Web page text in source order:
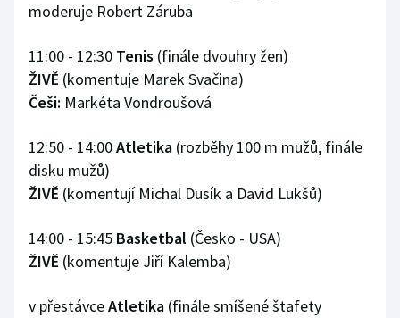
moderuje Robert Záruba
11:00 - 12:30 Tenis (finále dvouhry žen)
ŽIVĚ (komentuje Marek Svačina)
Češi: Markéta Vondroušová
12:50 - 14:00Atletika (rozběhy 100 m mužů, finále
disku mužů)
ŽIVĚ (komentují Michal Dusík a David Lukšů)
14:00 - 15:45 Basketbal (Česko - USA)
ŽIVĚ (komentuje Jiří Kalemba)
v přestávceAtletika (finále smíšené štafety